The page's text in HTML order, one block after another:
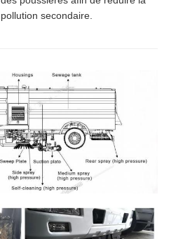
pollution secondaire.